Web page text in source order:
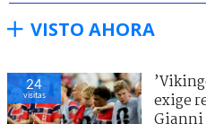
VISTO AHORA
24
visitas
exige